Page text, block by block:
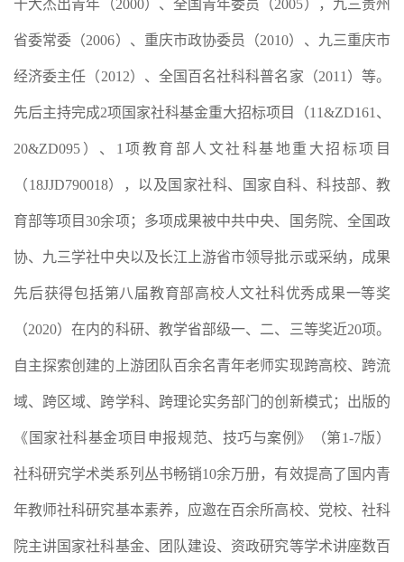
十大杰出青年（2000）、全国青年委员（2005），九三贵州
省委常委（2006）、重庆市政协委员（2010）、九三重庆市
经济委主任（2012）、全国百名社科科普名家（2011）等。
先后主持完成2项国家社科基金重大招标项目（11&ZD161、
20&ZD095）、1项教育部人文社科基地重大招标项目
（18JJD790018），以及国家社科、国家自科、科技部、教
育部等项目30余项；多项成果被中共中央、国务院、全国政
协、 九三学社中央以及长江上游省市领导批示或采纳，成果
先后获得包括第八届教育部高校人文社科优秀成果一等奖
（2020）在内的科研、教学省部级一、二、三等奖近20项。
自主探索创建的上游团队百余名青年老师实现跨高校、跨流
域、跨区域、跨学科、跨理论实务部门的创新模式；出版的
《国家社科基金项目申报规范、技巧与案例》（第1-7版）
社科研究学术类系列丛书畅销10余万册，有效提高了国内青
年教师社科研究基本素养，应邀在百余所高校、党校、社科
院主讲国家社科基金、团队建设、资政研究等学术讲座数百